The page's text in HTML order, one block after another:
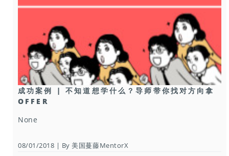
成功案例 | 不知道想学什么？导师带你找对方向拿
OFFER
None
08/01/2018 | By 美国蔓藤MentorX